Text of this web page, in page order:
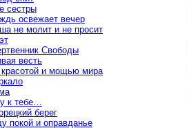
сестры
освежает вечер
не молит и не просит
Свободы
весть
и мощью мира
к тебе…
берег
покой и оправданье